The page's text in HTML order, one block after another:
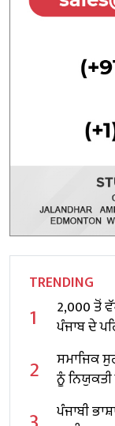
TRENDING
1
2,000 ਤੋਂ
ਪੰਜਾਬ ਦੇ
2
ਸਮਾਜਿਕ
ਨੂੰ
ਪੰਜਾਬੀ